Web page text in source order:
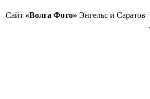
Сайт «Волга Фото» Энгельс и Саратов